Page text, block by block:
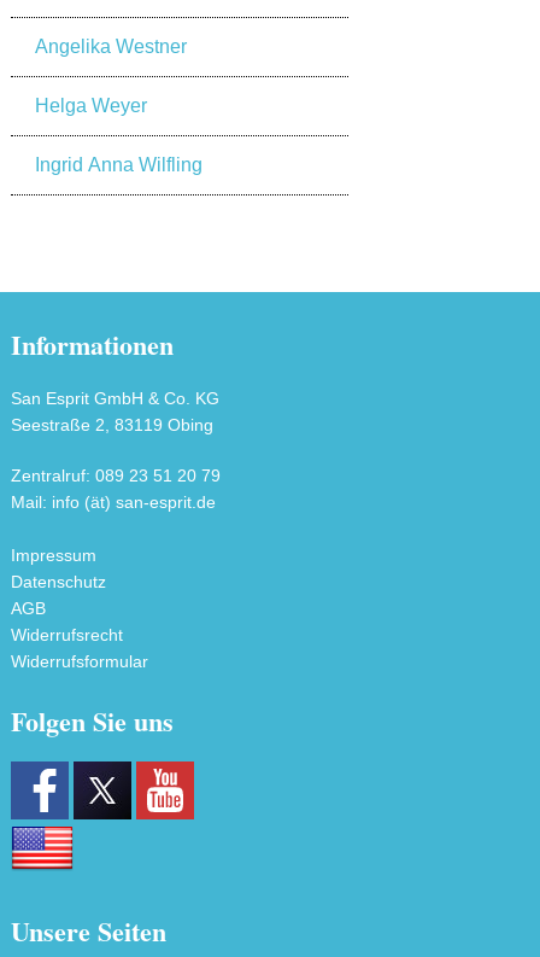
Angelika Westner
Helga Weyer
Ingrid Anna Wilfling
Informationen
San Esprit GmbH & Co. KG
Seestraße 2, 83119 Obing
Zentralruf: 089 23 51 20 79
Mail: info (ät) san-esprit.de
Impressum
Datenschutz
AGB
Widerrufsrecht
Widerrufsformular
Folgen Sie uns
Unsere Seiten